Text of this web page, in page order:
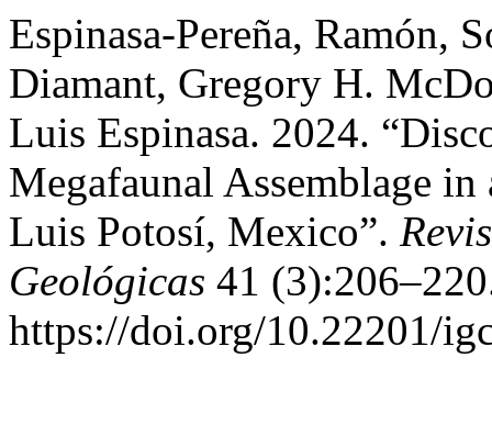
Espinasa-Pereña, Ramón,
Diamant, Gregory H.
Luis Espinasa. 2024.
Megafaunal Assemblage
Luis Potosí, Mexico”.
Geológicas 41
https://doi.org/10.22201/